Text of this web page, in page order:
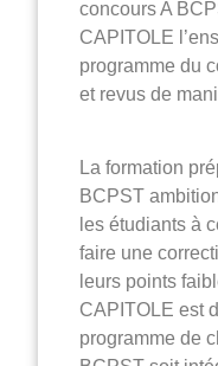
concours A
CAPITOLE
programme du
et revus de
La formation
BCPST
les étudiants à
faire une
leurs points
CAPITOLE est
programme de